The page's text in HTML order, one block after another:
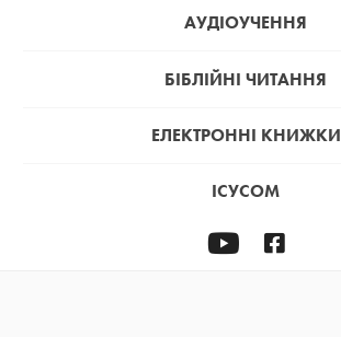
АУДІОУЧЕННЯ
БІБЛІЙНІ ЧИТАННЯ
ЕЛЕКТРОННІ КНИЖКИ
ІСУСОМ
YOUTUBE